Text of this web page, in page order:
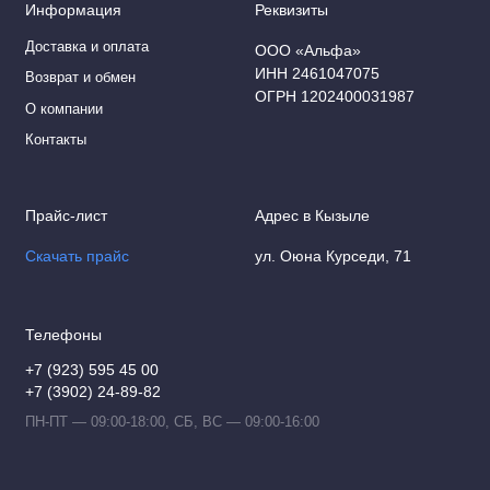
Провод ПВ-3
TV-кабель (RG-6U)
Кабель ULAN
Кабель UTP (витая пара)
Кабель РПШ
КВВГ
Информация
Доставка и оплата
Возврат и обмен
О компании
Контакты
Реквизиты
ООО «Альфа»
ИНН 2461047075
ОГРН 1202400031987
Прайс-лист
Скачать прайс
Адрес в Кызыле
ул. Оюна Курседи, 71
Телефоны
+7 (923) 595 45 00
+7 (3902) 24-89-82
ПН-ПТ — 09:00-18:00, СБ, ВС — 09:00-16:00